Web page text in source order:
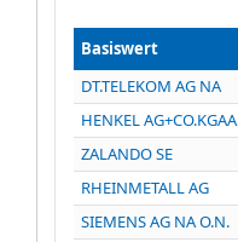
Basiswert
DT.TELEKOM AG NA
HENKEL
ZALANDO SE
RHEINMETALL AG
SIEMENS AG NA O.N.